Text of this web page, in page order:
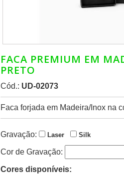
FACA PREMIUM EM
PRETO
Cód.: UD-02073
Faca forjada em Madeira/Inox na
Gravação: Laser Silk
Cor de Gravação:
Cores disponíveis: